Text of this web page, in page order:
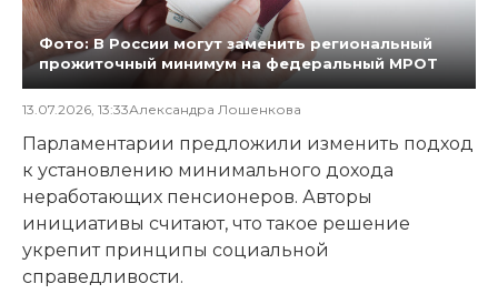
Фото: В России могут заменить региональный
прожиточный минимум на федеральный МРОТ
13.07.2026, 13:33Александра Лошенкова
Парламентарии предложили изменить подход
к установлению минимального дохода
неработающих пенсионеров. Авторы
инициативы считают, что такое решение
укрепит принципы социальной
справедливости.